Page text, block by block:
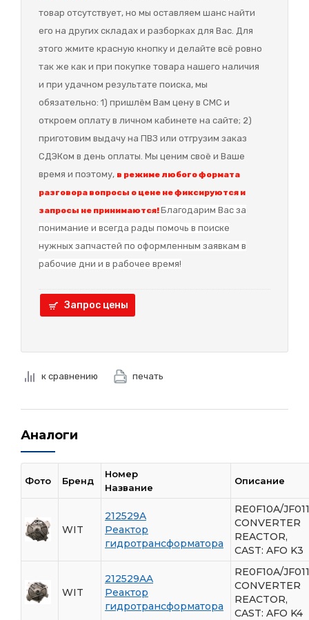
товар отсутствует, но мы оставляем шанс найти
его на других складах и разборках для Вас. Для
этого жмите красную кнопку и делайте всё ровно
так же как и при покупке товара нашего наличия
и при удачном результате поиска, мы
обязательно: 1) пришлём Вам цену в СМС и
откроем оплату в личном кабинете на сайте; 2)
приготовим выдачу на ПВЗ или отгрузим заказ
СДЭКом в день оплаты. Мы ценим своё и Ваше
время и поэтому, в режиме любого формата
разговора вопросы о цене не фиксируются и
запросы не принимаются!Благодарим Вас за
понимание и всегда рады помочь в поиске
нужных запчастей по оформленным заявкам в
рабочие дни и в рабочее время!
Запрос цены
к сравнению печать
Аналоги
Фото Бренд
Номер
Название
Описание
WIT
212529A
Реактор
гидротрансформатора
RE0F10A/
CONVERTER
REACTOR,
CAST: AFO K3
WIT
212529AA
Реактор
гидротрансформатора
RE0F10A/
CONVERTER
REACTOR,
CAST: AFO K4